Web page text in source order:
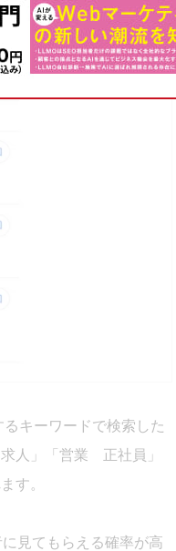
キーワードで検索した
人」「営業 正社員」
す。
見てもらえる確率が高